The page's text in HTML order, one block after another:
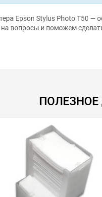
вопросы и поможем